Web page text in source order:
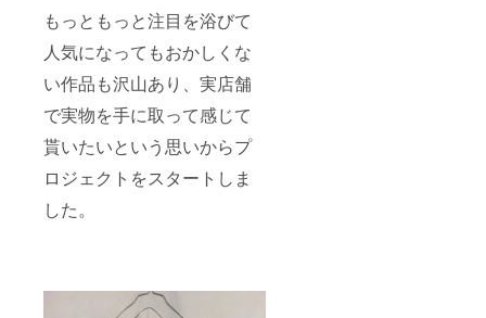
もっともっと注目を浴びて
人気になってもおかしくな
い作品も沢山あり、実店舗
で実物を手に取って感じて
貰いたいという思いからプ
ロジェクトをスタートしま
した。